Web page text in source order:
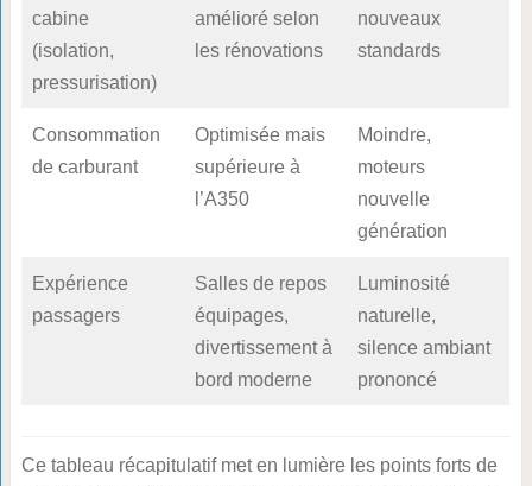
cabine
(isolation,
pressurisation)
amélioré selon
les rénovations
nouveaux
standards
Consommation
de carburant
Optimisée mais
supérieure à
l’A350
Moindre,
moteurs
nouvelle
génération
Expérience
passagers
Salles de repos
équipages,
divertissement à
bord moderne
Luminosité
naturelle,
silence ambiant
prononcé
Ce tableau récapitulatif met en lumière les points forts de